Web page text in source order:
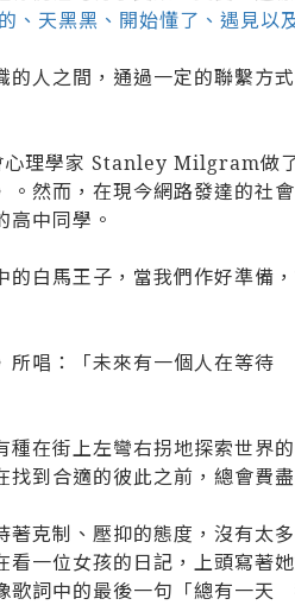
、天黑黑、開始懂了、遇見以
的人之間，通過一定的聯繫
理學家 Stanley Milgram做
。然而，在現今網路發達的社
高中同學。
的白馬王子，當我們作好準備
所唱：「未來有一個人在等
種在街上左彎右拐地探索世界
找到合適的彼此之前，總會費
著克制、壓抑的態度，沒有太
看一位女孩的日記，上頭寫著
歌詞中的最後一句「總有一天